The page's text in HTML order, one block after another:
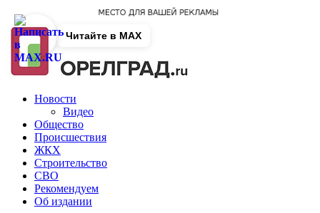
Новости
Видео
Общество
Происшествия
ЖКХ
Строительство
СВО
Рекомендуем
Об издании
Читайте в MAX